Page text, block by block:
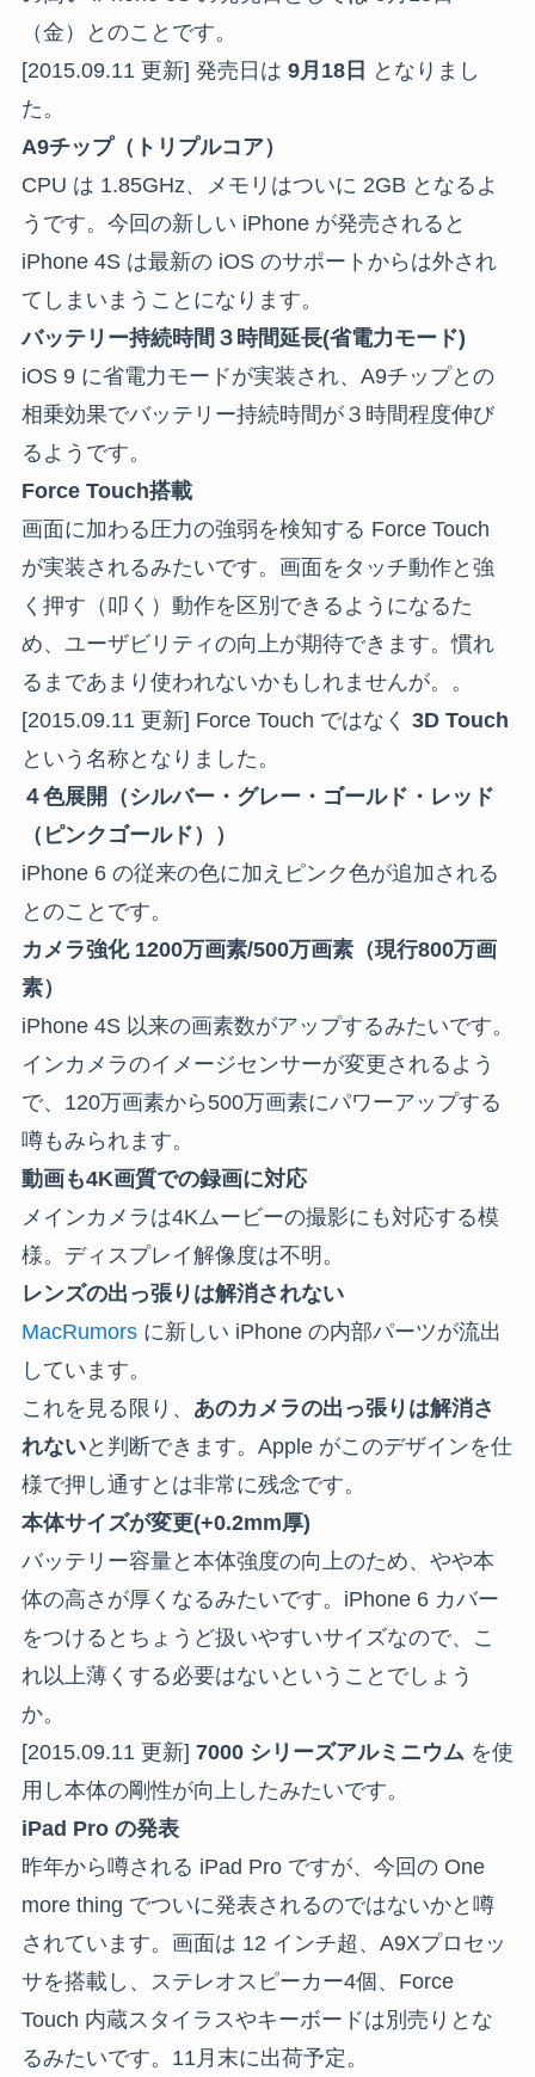
（金）とのことです。
[2015.09.11 更新] 発売日は 9月18日 となりまし
た。
A9チップ（トリプルコア）
CPU は 1.85GHz、メモリはついに 2GB となるよ
うです。今回の新しい iPhone が発売されると
iPhone 4S は最新の iOS のサポートからは外され
てしまいまうことになります。
バッテリー持続時間３時間延長(省電力モード)
iOS 9 に省電力モードが実装され、A9チップとの
相乗効果でバッテリー持続時間が３時間程度伸び
るようです。
Force Touch搭載
画面に加わる圧力の強弱を検知する Force Touch
が実装されるみたいです。画面をタッチ動作と強
く押す（叩く）動作を区別できるようになるた
め、ユーザビリティの向上が期待できます。慣れ
るまであまり使われないかもしれませんが。。
[2015.09.11 更新] Force Touch ではなく 3D Touch
という名称となりました。
４色展開（シルバー・グレー・ゴールド・レッド
（ピンクゴールド））
iPhone 6 の従来の色に加えピンク色が追加される
とのことです。
カメラ強化 1200万画素/500万画素（現行800万画
素）
iPhone 4S 以来の画素数がアップするみたいです。
インカメラのイメージセンサーが変更されるよう
で、120万画素から500万画素にパワーアップする
噂もみられます。
動画も4K画質での録画に対応
メインカメラは4Kムービーの撮影にも対応する模
様。ディスプレイ解像度は不明。
レンズの出っ張りは解消されない
MacRumorsに新しい iPhone の内部パーツが流出
しています。
これを見る限り、 あのカメラの出っ張りは解消さ
れないと判断できます。Apple がこのデザインを仕
様で押し通すとは非常に残念です。
本体サイズが変更(+0.2mm厚)
バッテリー容量と本体強度の向上のため、やや本
体の高さが厚くなるみたいです。iPhone 6 カバー
をつけるとちょうど扱いやすいサイズなので、こ
れ以上薄くする必要はないということでしょう
か。
[2015.09.11 更新] 7000 シリーズアルミニウムを使
用し本体の剛性が向上したみたいです。
iPad Pro の発表
昨年から噂される iPad Pro ですが、今回の One
more thing でついに発表されるのではないかと噂
されています。画面は 12 インチ超、A9Xプロセッ
サを搭載し、ステレオスピーカー4個、Force
Touch 内蔵スタイラスやキーボードは別売りとな
るみたいです。11月末に出荷予定。